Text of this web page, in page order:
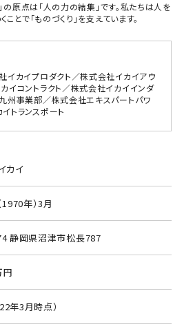
の原点は「人の力の結集」です。私たちは人を
とで「ものづくり」を支えています。
イカイプロダクト／株式会社イカイアウ
イコントラクト／株式会社イカイインダ
州事業部／株式会社エキスパートパワ
トランスポート
カイ
年）3月
静岡県沼津市松長787
円
年3月時点）